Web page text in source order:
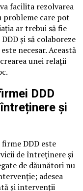
facilita rezolvarea
probleme care pot
ar trebui să fie
și să colaboreze
necesar. Această
unei relații
DDD
și
DDD este
de întreținere și
de dăunători nu
adesea
și intervenții